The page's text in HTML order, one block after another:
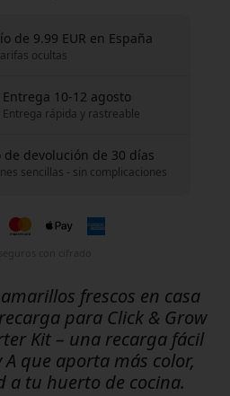
de 9.99 EUR en España
ocultas
Entrega 10-12 agosto
Entrega rápida y rastreable
de devolución de 30 días
sencillas - sin complicaciones
frescos en casa
para Click & Grow
Kit – una recarga fácil
que aporta más color,
a tu huerto de cocina.